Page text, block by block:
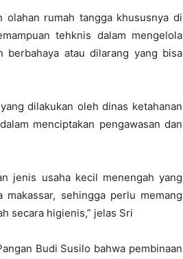
rumah tangga khususnya di
tehknis dalam mengelola
berbahaya atau dilarang yang bisa
dilakukan oleh dinas ketahanan
menciptakan pengawasan dan
jenis usaha kecil menengah yang
sehingga perlu memang
secara higienis,” jelas Sri
Budi Susilo bahwa pembinaan